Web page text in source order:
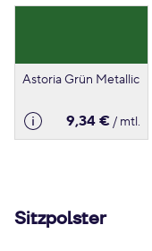
Astoria Grün Metallic
9,34 €/ mtl.
Sitzpolster